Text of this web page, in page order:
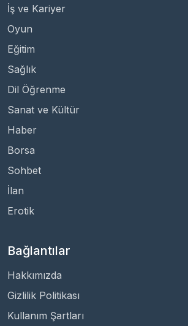
İş ve Kariyer
Oyun
Eğitim
Sağlık
Dil Öğrenme
Sanat ve Kültür
Haber
Borsa
Sohbet
İlan
Erotik
Bağlantılar
Hakkımızda
Gizlilik Politikası
Kullanım Şartları